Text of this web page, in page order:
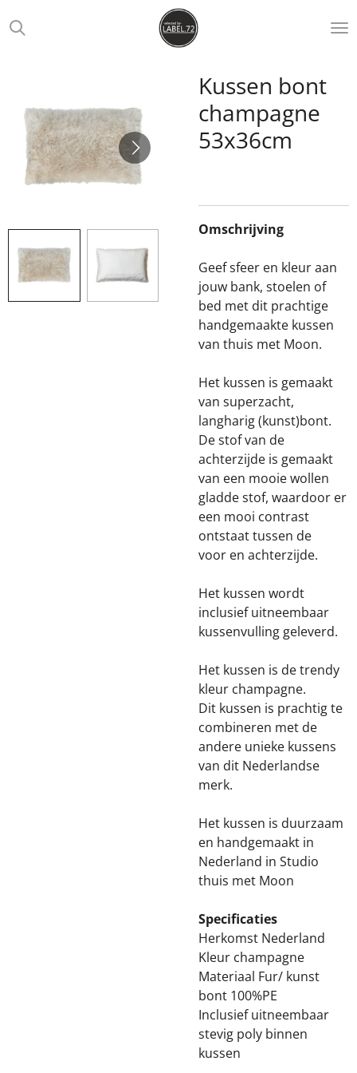
Ga
direct
Kussen bont
champagne
53x36cm
Omschrijving
Geef sfeer en kleur aan
jouw bank, stoelen of
bed met dit prachtige
handgemaakte kussen
van thuis met Moon.
Het kussen is gemaakt
van superzacht,
langharig (kunst)bont.
De stof van de
achterzijde is gemaakt
van een mooie wollen
gladde stof, waardoor er
een mooi contrast
ontstaat tussen de
voor en achterzijde.
Het kussen wordt
inclusief uitneembaar
kussenvulling geleverd.
Het kussen is de trendy
kleur champagne.
Dit kussen is prachtig te
combineren met de
andere unieke kussens
van dit Nederlandse
merk.
Het kussen is duurzaam
en handgemaakt in
Nederland in Studio
thuis met Moon
Specificaties
Herkomst Nederland
Kleur champagne
Materiaal Fur/ kunst
bont 100%PE
Inclusief uitneembaar
stevig poly binnen
kussen